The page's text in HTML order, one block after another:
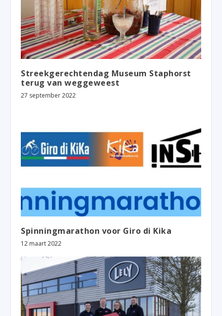
Streekgerechtendag Museum Staphorst
terug van weggeweest
27 september 2022
Spinningmarathon voor Giro di Kika
12 maart 2022